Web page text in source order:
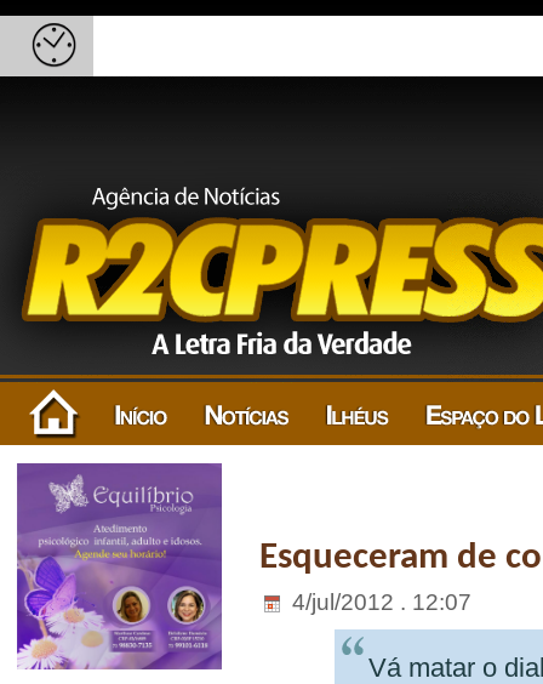
Esqueceram de
4/jul/2012 . 12:07
Vá matar o